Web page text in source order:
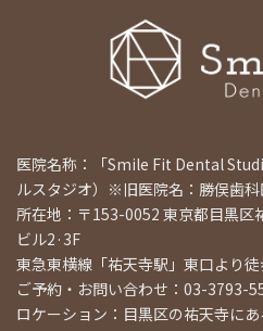
医院名称：「Smile Fit Dental
ルスタジオ）※旧医院名：勝俣歯科
所在地：〒153-0052 東京都目黒区
ビル2·3F
東急東横線「祐天寺駅」東口より
ご予約・お問い合わせ：03-3793-
ロケーション：目黒区の祐天寺に